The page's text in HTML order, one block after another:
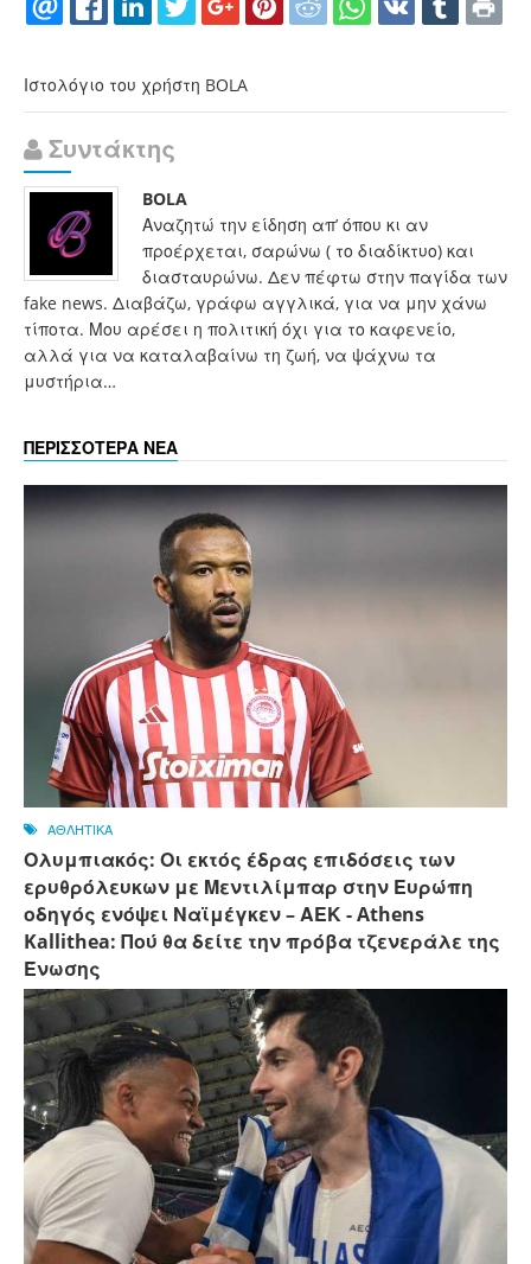
Ιστολόγιο του χρήστη BOLA
Συντάκτης
BOLA
Αναζητώ την είδηση απ’ όπου κι αν
προέρχεται, σαρώνω ( το διαδίκτυο) και
διασταυρώνω. Δεν πέφτω στην παγίδα των
fake news. Διαβάζω, γράφω αγγλικά, για να μην χάνω
τίποτα. Μου αρέσει η πολιτική όχι για το καφενείο,
αλλά για να καταλαβαίνω τη ζωή, να ψάχνω τα
μυστήρια…
ΠΕΡΙΣΣΟΤΕΡΑ ΝΕΑ
ΑΘΛΗΤΙΚΑ
Ολυμπιακός: Οι εκτός έδρας επιδόσεις των
ερυθρόλευκων με Μεντιλίμπαρ στην Ευρώπη
οδηγός ενόψει Ναϊμέγκεν – ΑΕΚ - Athens
Kallithea: Πού θα δείτε την πρόβα τζενεράλε της
Ένωσης